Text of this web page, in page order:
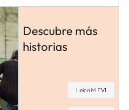
Descubre más
historias
Leica M EV1